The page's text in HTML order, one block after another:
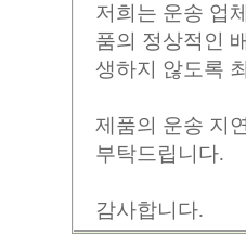
저희는 운송 업
품의 정상적인
생하지 않도록
제품의 운송 지
부탁드립니다.
감사합니다.